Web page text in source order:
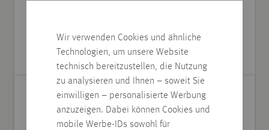
Wir verwenden Cookies und ähnliche
Technologien, um unsere Website
technisch bereitzustellen, die Nutzung
zu analysieren und Ihnen – soweit Sie
einwilligen – personalisierte Werbung
anzuzeigen. Dabei können Cookies und
mobile Werbe-IDs sowohl für
IN DEN WARENKORB
Der Blaue Engel - emissionsarm